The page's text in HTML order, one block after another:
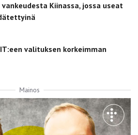
Kiinassa, jossa useat
valituksen korkeimman
Mainos